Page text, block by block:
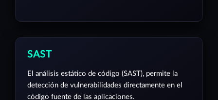
SAST
El análisis estático de código (SAST), permite la
detección de vulnerabilidades directamente en el
código fuente de las aplicaciones.